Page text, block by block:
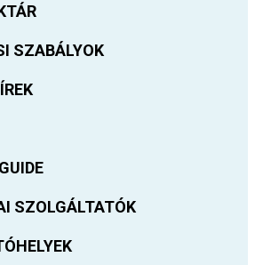
SZABÁLYOK
SZOLGÁLTATÓK